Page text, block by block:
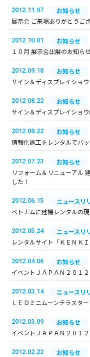
2012.11.07
お知らせ
展示会 ご来場ありがとうご
2012.10.01
お知らせ
１０月 展示会出展のお知ら
2012.09.18
お知らせ
サイン＆ディスプレイショ
2012.08.22
お知らせ
サイン＆ディスプレイショ
2012.08.22
お知らせ
情報化施工をレンタルでバ
2012.07.23
お知らせ
リフォーム＆リニューアル
した！
2012.06.15
ニュースリ
ベトナムに建機レンタルの
2012.05.24
ニュースリ
レンタルサイト「ＫＥＮＫ
2012.04.06
お知らせ
イベントＪＡＰＡＮ２０１
2012.03.14
ニュースリ
ＬＥＤミニムーンテラスタ
2012.03.09
お知らせ
イベントＪＡＰＡＮ２０１
2012.02.22
お知らせ